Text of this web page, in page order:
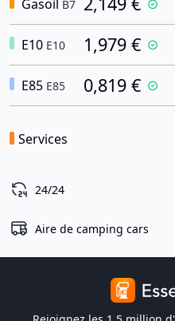
Gasoil B7
E10 E10 1,979 €
E85 E85 0,819 €
Services
24/24
Aire de camping cars